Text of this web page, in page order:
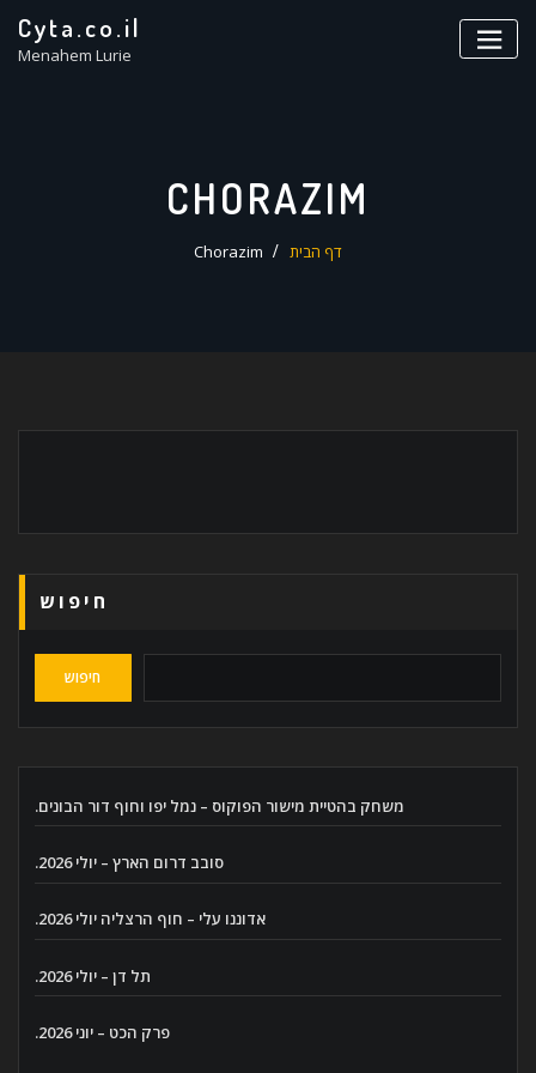
Cyta.co.il
Menahem Lurie
CHORAZIM
דף הבית Chorazim
חיפוש
חיפוש
משחק בהטיית מישור הפוקוס – נמל יפו וחוף דור הבונים.
סובב דרום הארץ – יולי 2026.
אדוננו עלי – חוף הרצליה יולי 2026.
תל דן – יולי 2026.
פרק הכט – יוני 2026.